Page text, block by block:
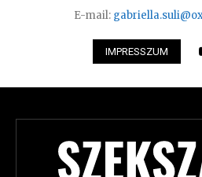
E-mail:
IMPRESSZUM